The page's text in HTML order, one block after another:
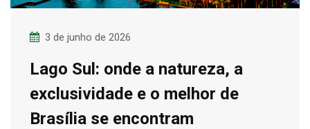
3 de junho de 2026
Lago Sul: onde a natureza, a
exclusividade e o melhor de
Brasília se encontram